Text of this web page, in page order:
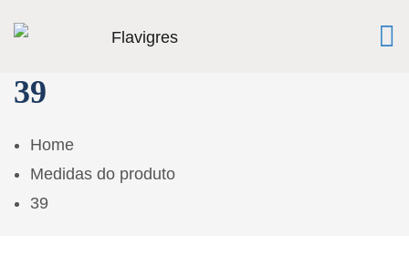
39
Home
Medidas do produto
39